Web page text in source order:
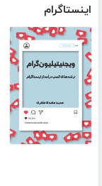
اینستاگرام